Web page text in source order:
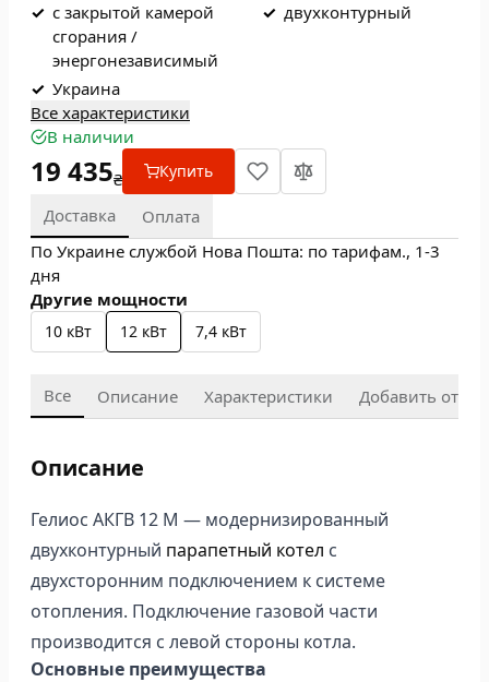
✓ с закрытой камерой
сгорания /
энергонезависимый
✓ двухконтурный
✓ Украина
Все характеристики
В наличии
19 435₴ Купить
Доставка
Оплата
По Украине службой Нова Пошта: по тарифам., 1-3
дня
Другие мощности
10 кВт 12 кВт 7,4 кВт
Все Описание Характеристики Добавить отзыв
Описание
Гелиос АКГВ 12 М — модернизированный
двухконтурный парапетный котел с
двухсторонним подключением к системе
отопления. Подключение газовой части
производится с левой стороны котла.
Основные преимущества